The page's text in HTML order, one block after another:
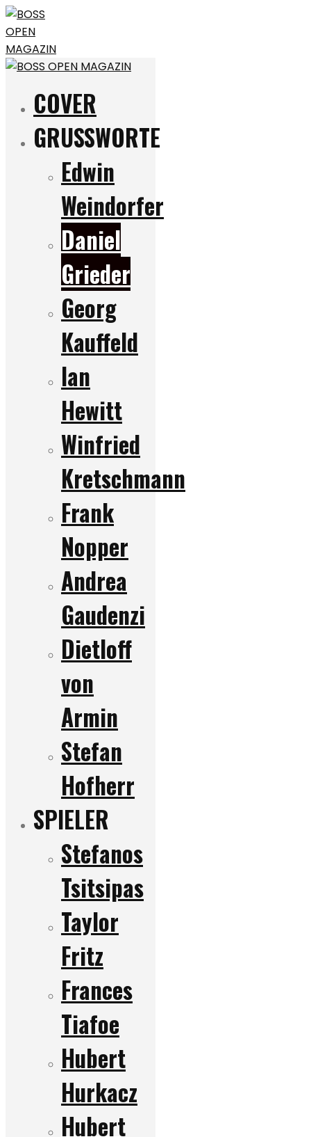
COVER
GRUSSWORTE
Edwin
Weindorfer
Daniel
Grieder
Georg
Kauffeld
Ian
Hewitt
Winfried
Kretschmann
Frank
Nopper
Andrea
Gaudenzi
Dietloff
von
Armin
Stefan
Hofherr
SPIELER
Stefanos
Tsitsipas
Taylor
Fritz
Frances
Tiafoe
Hubert
Hurkacz
Hubert